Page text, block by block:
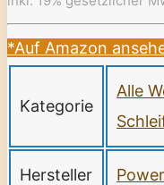
*Auf Amazon
Kategorie
Alle
Hersteller